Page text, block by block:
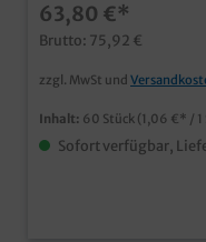
zu 2 Lagen, je nach Größe der
Neutralmotiv nicht nur in
Auflage von 5000
fragen Sie einfach
63,80 €*
Brutto: 75,92 €
zzgl. MwSt und
Inhalt: 60 Stück (1,06 €* / 1
Sofort verfügbar,